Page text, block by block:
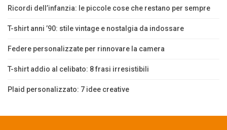
Ricordi dell’infanzia: le piccole cose che restano per sempre
T-shirt anni ’90: stile vintage e nostalgia da indossare
Federe personalizzate per rinnovare la camera
T-shirt addio al celibato: 8 frasi irresistibili
Plaid personalizzato: 7 idee creative